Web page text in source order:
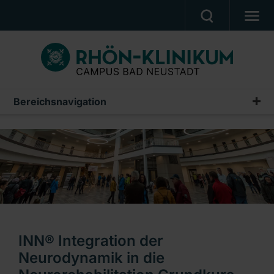
MEDIZIN & PFLEGE
PATIENTEN & BESUCHER
CAMPUS AKADEMIE
AKTUELLES
NOTFALL
Bereichsnavigation
Veranstaltungen
Gesundheitsveranstaltungen
Termine rund um die Geburt
Fortbildungen
Weiterbildungen
INN® Integration der
Neurodynamik in die